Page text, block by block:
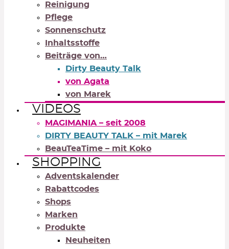
Reinigung
Pflege
Sonnenschutz
Inhaltsstoffe
Beiträge von…
Dirty Beauty Talk
von Agata
von Marek
VIDEOS
MAGIMANIA – seit 2008
DIRTY BEAUTY TALK – mit Marek
BeauTeaTime – mit Koko
SHOPPING
Adventskalender
Rabattcodes
Shops
Marken
Produkte
Neuheiten